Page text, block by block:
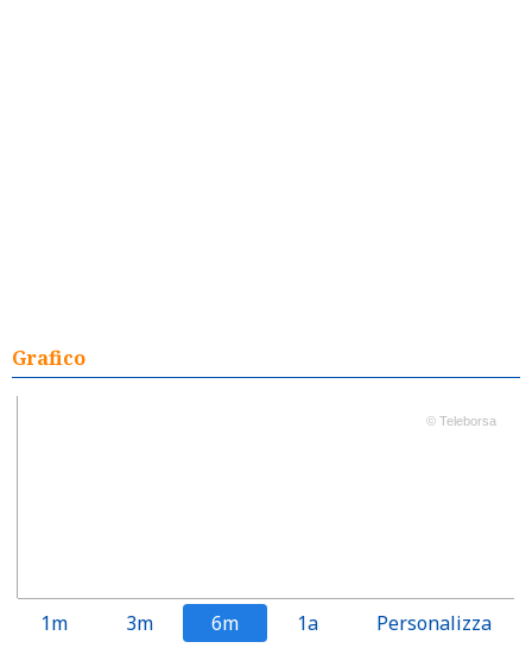
Grafico
© Teleborsa
1m 3m 6m 1a Personalizza